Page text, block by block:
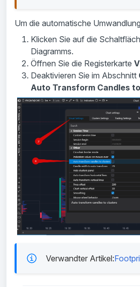
Um die automatische
Klicken Sie auf die
Diagramms.
Öffnen Sie die Registerkarte
Deaktivieren Sie im Abschnitt
Auto Transform Candles
Verwandter Artikel: